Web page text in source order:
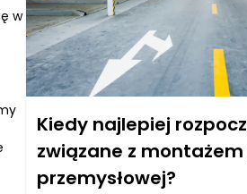
w
Kiedy najlepiej
związane z
przemysłowej?